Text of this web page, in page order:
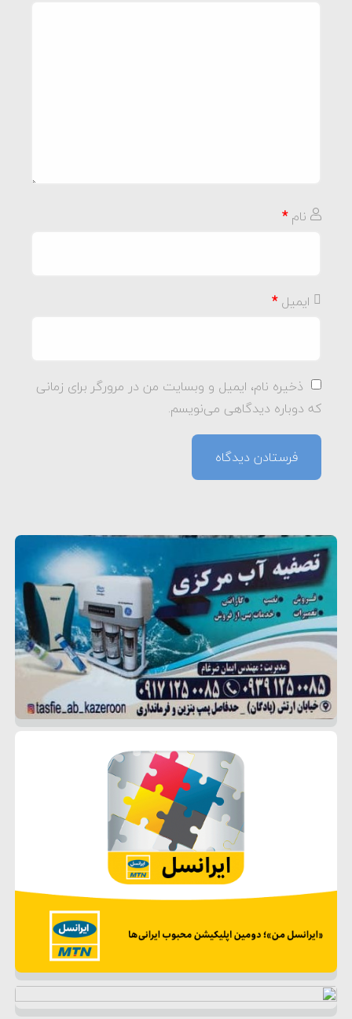
نام*
ایمیل*
ذخیره نام، ایمیل و وبسایت من در مرورگر برای زمانی
که دوباره دیدگاهی می‌نویسم.